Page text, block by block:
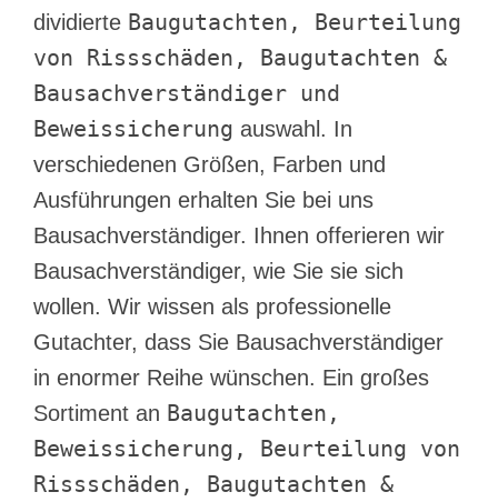
dividierte Baugutachten, Beurteilung
von Rissschäden, Baugutachten &
Bausachverständiger und
Beweissicherung auswahl. In
verschiedenen Größen, Farben und
Ausführungen erhalten Sie bei uns
Bausachverständiger. Ihnen offerieren wir
Bausachverständiger, wie Sie sie sich
wollen. Wir wissen als professionelle
Gutachter, dass Sie Bausachverständiger
in enormer Reihe wünschen. Ein großes
Sortiment an Baugutachten,
Beweissicherung, Beurteilung von
Rissschäden, Baugutachten &